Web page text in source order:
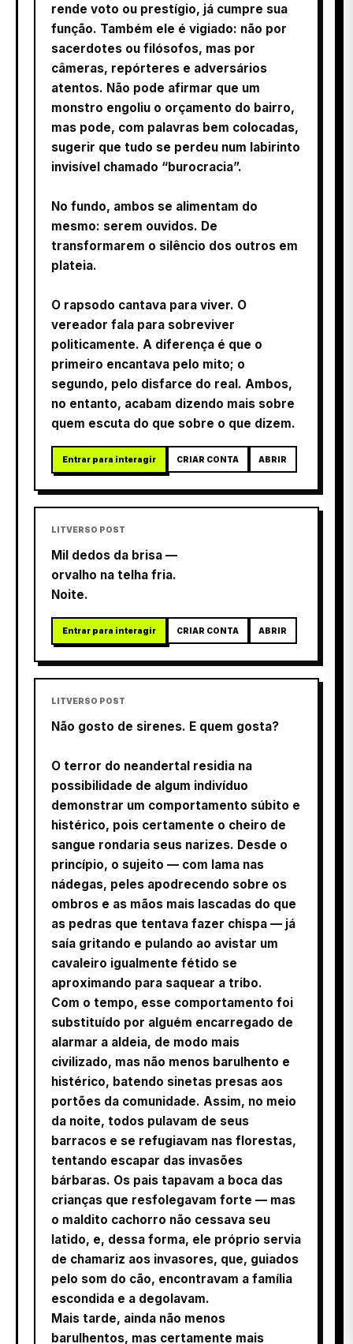
rende voto ou prestígio, já cumpre sua
função. Também ele é vigiado: não por
sacerdotes ou filósofos, mas por
câmeras, repórteres e adversários
atentos. Não pode afirmar que um
monstro engoliu o orçamento do bairro,
mas pode, com palavras bem colocadas,
sugerir que tudo se perdeu num labirinto
invisível chamado “burocracia”.
No fundo, ambos se alimentam do
mesmo: serem ouvidos. De
transformarem o silêncio dos outros em
plateia.
O rapsodo cantava para viver. O
vereador fala para sobreviver
politicamente. A diferença é que o
primeiro encantava pelo mito; o
segundo, pelo disfarce do real. Ambos,
no entanto, acabam dizendo mais sobre
quem escuta do que sobre o que dizem.
Entrar para interagir CRIAR CONTA ABRIR
LITVERSO POST
Mil dedos da brisa —
orvalho na telha fria.
Noite.
Entrar para interagir CRIAR CONTA ABRIR
LITVERSO POST
Não gosto de sirenes. E quem gosta?
O terror do neandertal residia na
possibilidade de algum indivíduo
demonstrar um comportamento súbito e
histérico, pois certamente o cheiro de
sangue rondaria seus narizes. Desde o
princípio, o sujeito — com lama nas
nádegas, peles apodrecendo sobre os
ombros e as mãos mais lascadas do que
as pedras que tentava fazer chispa — já
saía gritando e pulando ao avistar um
cavaleiro igualmente fétido se
aproximando para saquear a tribo.
Com o tempo, esse comportamento foi
substituído por alguém encarregado de
alarmar a aldeia, de modo mais
civilizado, mas não menos barulhento e
histérico, batendo sinetas presas aos
portões da comunidade. Assim, no meio
da noite, todos pulavam de seus
barracos e se refugiavam nas florestas,
tentando escapar das invasões
bárbaras. Os pais tapavam a boca das
crianças que resfolegavam forte — mas
o maldito cachorro não cessava seu
latido, e, dessa forma, ele próprio servia
de chamariz aos invasores, que, guiados
pelo som do cão, encontravam a família
escondida e a degolavam.
Mais tarde, ainda não menos
barulhentos, mas certamente mais